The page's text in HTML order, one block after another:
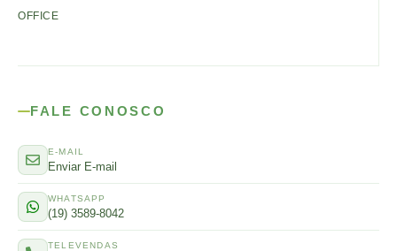
OFFICE
FALE CONOSCO
E-MAIL
Enviar E-mail
WHATSAPP
(19) 3589-8042
TELEVENDAS